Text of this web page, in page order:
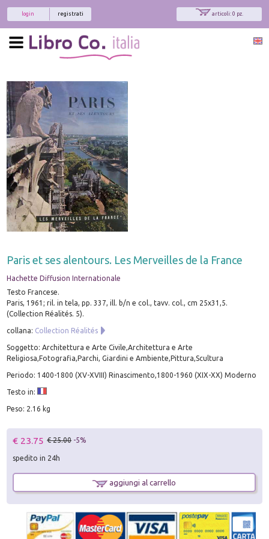
articoli: 0 pz.
registrati
login
Paris et ses alentours. Les Merveilles de la France
Hachette Diffusion Internationale
Testo Francese.
Paris, 1961; ril. in tela, pp. 337, ill. b/n e col., tavv. col., cm 25x31,5.
(Collection Réalités. 5).
collana: Collection Réalités
Soggetto: Architettura e Arte Civile,Architettura e Arte
Religiosa,Fotografia,Parchi, Giardini e Ambiente,Pittura,Scultura
Periodo: 1400-1800 (XV-XVIII) Rinascimento,1800-1960 (XIX-XX) Moderno
Testo in:
Peso: 2.16 kg
€ 23.75 € 25.00 -5%
spedito in 24h
aggiungi al carrello